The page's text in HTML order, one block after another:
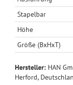
Stapelbar
Höhe
Größe (BxHxT)
Hersteller: HAN
Herford,